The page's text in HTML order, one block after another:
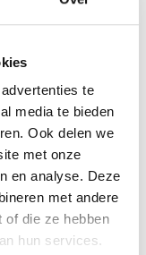
te
media te bieden
Ook delen we
met onze
en analyse. Deze
met andere
of die ze hebben
hun services.
op de hoek van de
afwisselende route.
tussen Bilthoven,
en door het
over het landgoed
is er nabij het